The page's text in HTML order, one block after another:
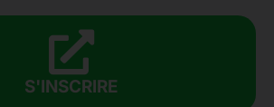
S'INSCRIRE